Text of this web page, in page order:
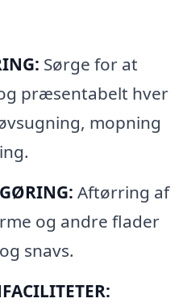
Sørge for at
præsentabelt hver
mopning
Aftørring af
og andre flader
snavs.